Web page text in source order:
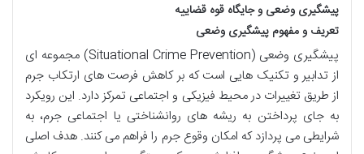
پیشگیری وضعی و جایگاه قوه قضاییه
تعریف و مفهوم پیشگیری وضعی
پیشگیری وضعی (Situational Crime Prevention) مجموعه ای
از تدابیر و تکنیک هایی است که بر کاهش فرصت های ارتکاب جرم
از طریق تغییرات در محیط فیزیکی و اجتماعی تمرکز دارد. این رویکرد
به جای پرداختن به ریشه های روانشناختی یا اجتماعی جرم، به
شرایطی می پردازد که امکان وقوع جرم را فراهم می کنند. هدف اصلی